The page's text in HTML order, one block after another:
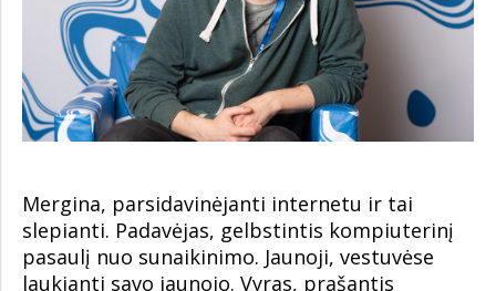
Mergina, parsidavinėjanti internetu ir tai
slepianti. Padavėjas, gelbstintis kompiuterinį
pasaulį nuo sunaikinimo. Jaunoji, vestuvėse
laukianti savo jaunojo. Vyras, prašantis